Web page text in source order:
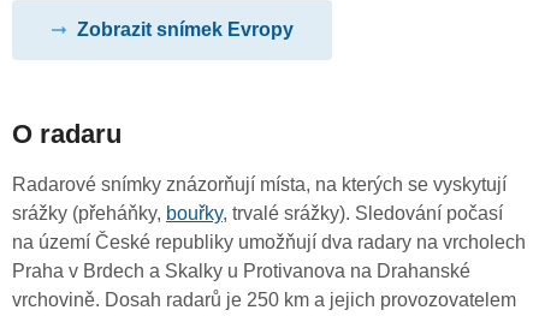
Zobrazit snímek Evropy
O radaru
Radarové snímky znázorňují místa, na kterých se vyskytují
srážky (přeháňky, bouřky, trvalé srážky). Sledování počasí
na území České republiky umožňují dva radary na vrcholech
Praha v Brdech a Skalky u Protivanova na Drahanské
vrchovině. Dosah radarů je 250 km a jejich provozovatelem